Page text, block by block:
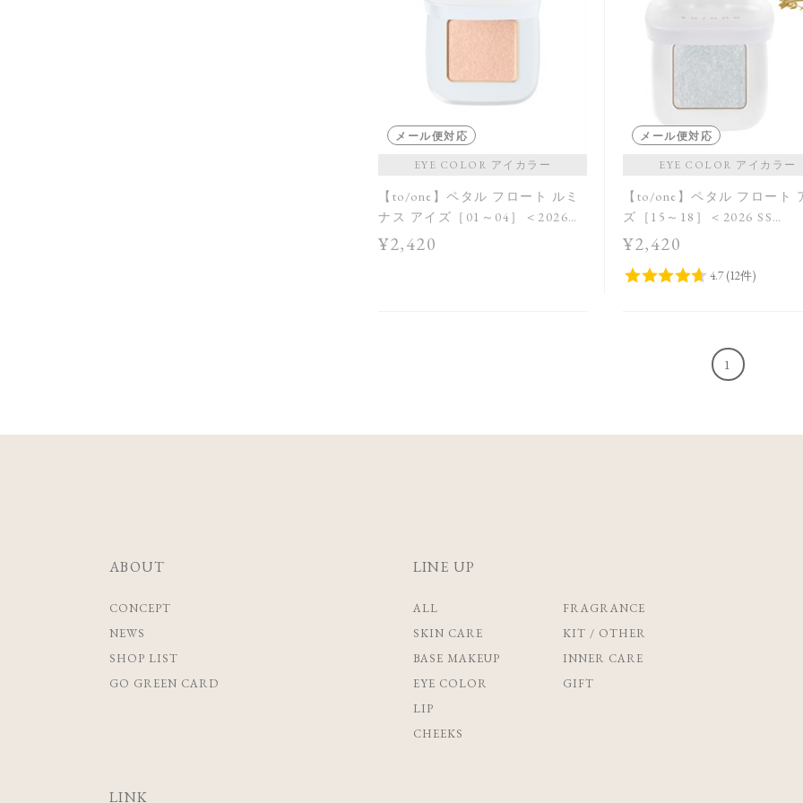
メール便対応
EYE COLOR アイカラー
【to/one】ペタル フロート ルミ
ナス アイズ［01～04］＜2026
AW Collection＞
¥2,420
メール便対応
EYE COLOR アイカラー
【to/one】ペタル フロート
ズ［15～18］＜2026 SS
Collection＞
¥2,420
1
ABOUT
CONCEPT
NEWS
SHOP LIST
GO GREEN CARD
LINE UP
ALL
SKIN CARE
BASE MAKEUP
EYE COLOR
LIP
CHEEKS
FRAGRANCE
KIT / OTHER
INNER CARE
GIFT
LINK